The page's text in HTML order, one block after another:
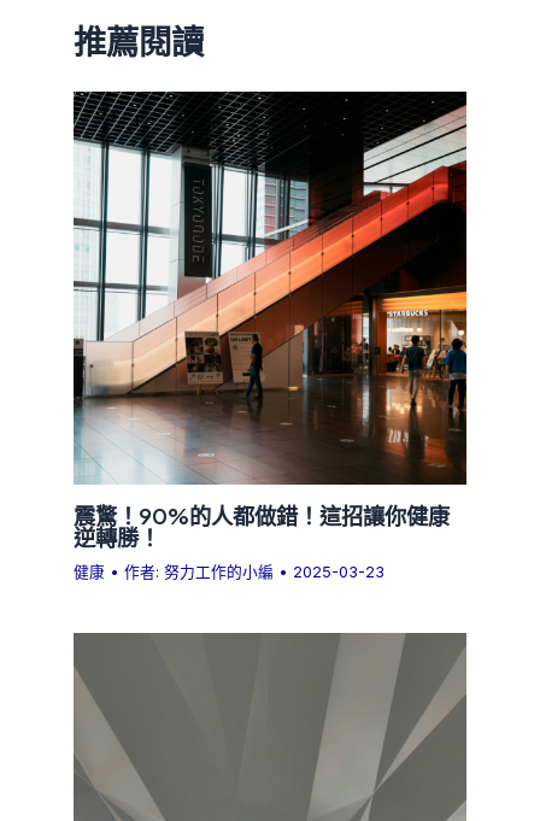
推薦閱讀
震驚！90%的人都做錯！這招讓你健康
逆轉勝！
健康 • 作者:努力工作的小編 • 2025-03-23